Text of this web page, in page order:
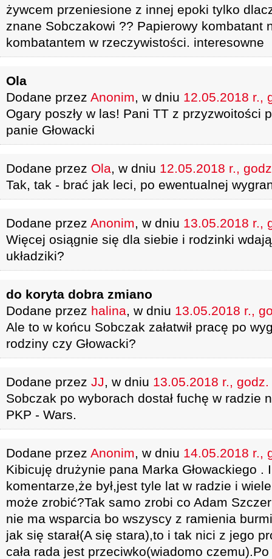
żywcem przeniesione z innej epoki tylko
znane Sobczakowi ?? Papierowy kombatant
kombatantem w rzeczywistości. interesowne
Ola
Dodane przez Anonim, w dniu 12.05.2018 r.,
Ogary poszły w las! Pani TT z przyzwoitości
panie Głowacki
Dodane przez Ola, w dniu 12.05.2018 r.,
Tak, tak - brać jak leci, po ewentualnej
Dodane przez Anonim, w dniu 13.05.2018 r.,
Więcej osiągnie się dla siebie i rodzinki
układziki?
do koryta dobra zmiano
Dodane przez halina, w dniu 13.05.2018 r.,
Ale to w końcu Sobczak załatwił pracę po
rodziny czy Głowacki?
Dodane przez JJ, w dniu 13.05.2018 r.,
Sobczak po wyborach dostał fuchę w radzie
PKP - Wars.
Dodane przez Anonim, w dniu 14.05.2018 r.,
Kibicuję drużynie pana Marka Głowackiego .
komentarze,że był,jest tyle lat w radzie i
może zrobić?Tak samo zrobi co Adam
nie ma wsparcia bo wszyscy z ramienia
jak się starał(A się stara),to i tak nici z jego
cała rada jest przeciwko(wiadomo czemu).Po